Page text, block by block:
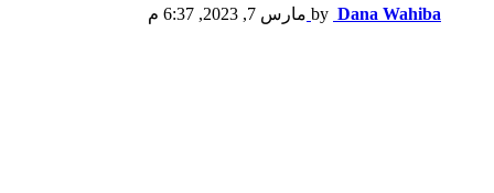
by Dana Wahiba مارس 7, 2023, 6:37 م